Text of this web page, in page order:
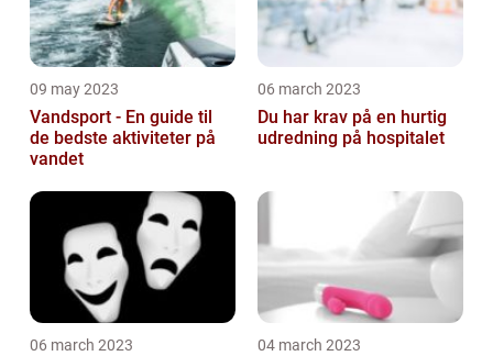
09 may 2023
Vandsport - En guide til
de bedste aktiviteter på
vandet
06 march 2023
Du har krav på en hurtig
udredning på hospitalet
06 march 2023 04 march 2023